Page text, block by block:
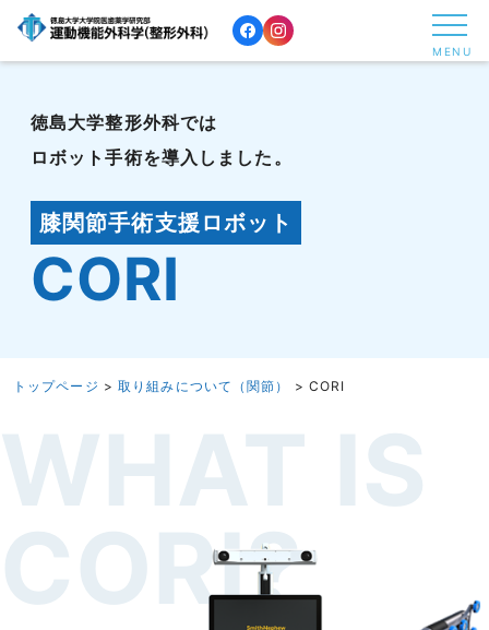
MENU
徳島大学整形外科では
ロボット手術を導入しました。
膝関節手術支援ロボット
CORI
トップページ >取り組みについて（関節） > CORI
WHAT IS
CORI?